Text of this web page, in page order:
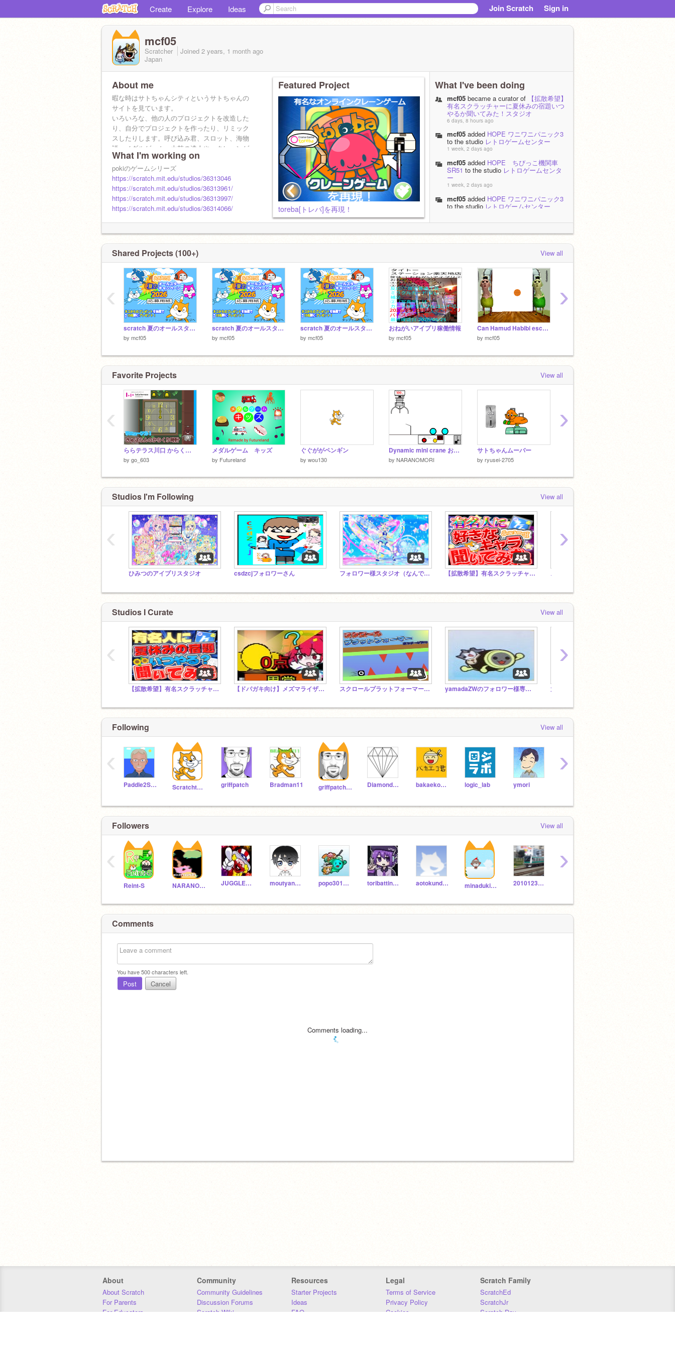
Create Explore Ideas Join Scratch Sign in
mcf05
Scratcher Joined 2 years, 1 month ago
Japan
About me
暇な時はサトちゃんシティというサトちゃんの
サイトを見ています。
いろいろな、他の人のプロジェクトを改造した
り、自分でプロジェクトを作ったり、リミック
スしたりします。呼び込み君、スロット、海物
語、メダルゲーム、太鼓の達人や、クレーンゲ
ーム、鉄道、鉄道シュミレーター、なめこ栽培
キット、レトロゲーセン、サトちゃんが大好き
です。
いんげんの肉巻きと牛丼と焼肉が好き
今浮上してるか ▶いーまーすっ
What I'm working on
pokiのゲームシリーズ
https://scratch.mit.edu/studios/36313046
https://scratch.mit.edu/studios/36313961/
https://scratch.mit.edu/studios/36313997/
https://scratch.mit.edu/studios/36314066/
Featured Project
toreba[トレバ]を再現！
What I've been doing
mcf05 became a curator of 【拡散希望】
有名スクラッチャーに夏休みの宿題いつ
やるか聞いてみた！スタジオ
6 days, 8 hours ago
mcf05 added HOPE ワニワニパニック3
to the studio レトロゲームセンター
1 week, 2 days ago
mcf05 added HOPE ちびっこ機関車
SR51 to the studio レトロゲームセンタ
ー
1 week, 2 days ago
mcf05 added HOPE ワニワニパニック3
to the studio レトロゲームセンター
SR2000to the studioレトロゲームセン
ター
mcf05addedサトちゃんムーバー remix
to the studioレトロゲームセンター
1 week, 2 days ago
Shared Projects (100+) View all
scratch 夏のオールスターキャンペーン2026 応募用紙 copy
by mcf05
scratch 夏のオールスターキャンペーン2026 応募用紙
by mcf05
scratch 夏のオールスターキャンペーン2026 応募用紙
by mcf05
おねがいアイプリ稼働情報
by mcf05
Can Hamud Habibi escape from basketball? ハムードハビビはバスケットボールから逃げ切れるか？
by mcf05
‹ ›
Favorite Projects View all
ららテラス川口 からくり時計
by go_603
メダルゲーム キッズ
by Futureland
ぐぐががペンギン
by wou130
Dynamic mini crane おそらくFEILOLI
by NARANOMORI
サトちゃんムーバー
by ryusei-2705
‹ ›
Studios I'm Following View all
ひみつのアイプリスタジオ csdzcjフォロワーさん フォロワー様スタジオ（なんでもスタジオ） 【拡散希望】有名スクラッチャーに好きなスクラッチのキャラ聞いてみた
‹ ›
Studios I Curate View all
【拡散希望】有名スクラッチャーに夏休みの宿題いつやるか聞いてみた！スタジオ 【ドパガキ向け】メズマライザー宣伝スタジオ！ スクロールプラットフォーマー 宣伝 yamadaZWのフォロワー様専用スタジオ 太鼓の達人を広めよう！
‹ ›
Following View all
Paddle2See Scratchteam griffpatch Bradman11 griffpatch_tutor Diamond_Scratcher bakaekokunn logic_lab ymori
‹ ›
Followers View all
Reint-S NARANOMORI JUGGLER-777 moutyann777 popo30183030 toribattinoheya aotokundayo minaduki-tugumu 20101234567890315
‹ ›
Comments
You have500characters left.
Post Cancel
Comments loading...
About
About Scratch
For Parents
For Educators
Community
Community Guidelines
Discussion Forums
Scratch Wiki
Resources
Starter Projects
Ideas
FAQ
Legal
Terms of Service
Privacy Policy
Cookies
Scratch Family
ScratchEd
ScratchJr
Scratch Day